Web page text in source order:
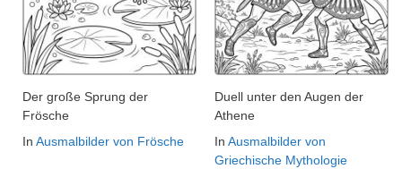
Der große Sprung der
Frösche
In Ausmalbilder von Frösche
Duell unter den Augen der
Athene
In Ausmalbilder von
Griechische Mythologie